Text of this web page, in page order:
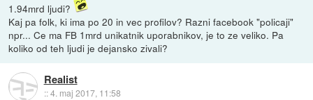
1.94mrd ljudi?
Kaj pa folk, ki ima po 20 in vec profilov? Razni facebook "policaji"
npr... Ce ma FB 1mrd unikatnik uporabnikov, je to ze veliko. Pa
koliko od teh ljudi je dejansko zivali?
Realist
::4. maj 2017, 11:58